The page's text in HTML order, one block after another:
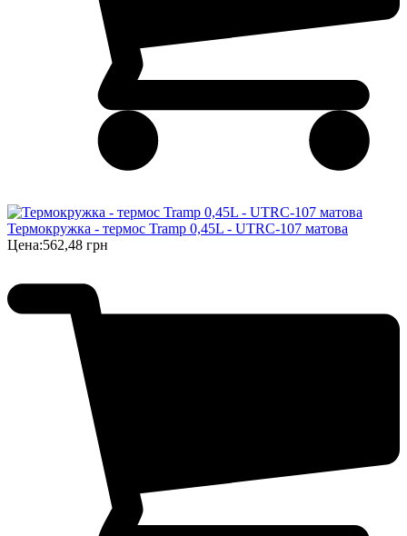
Термокружка - термос Tramp 0,45L - UTRC-107 матова
Цена:562,48 грн